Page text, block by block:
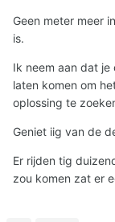
Geen meter meer
is.
Ik neem aan dat
laten komen om
oplossing te
Geniet iig van de
Er rijden tig
zou komen zat er